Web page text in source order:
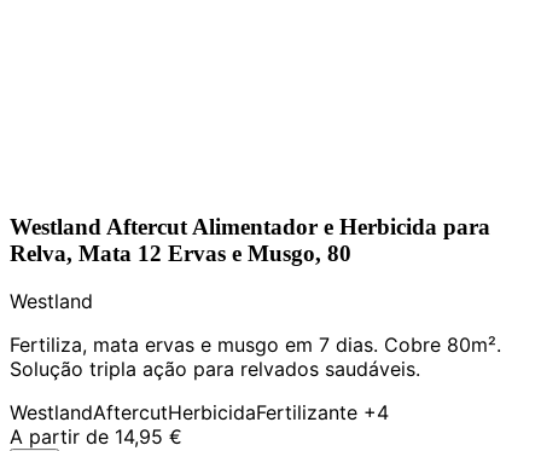
Westland Aftercut Alimentador e Herbicida para
Relva, Mata 12 Ervas e Musgo, 80
Westland
Fertiliza, mata ervas e musgo em 7 dias. Cobre 80m².
Solução tripla ação para relvados saudáveis.
WestlandAftercutHerbicidaFertilizante +4
A partir de 14,95 €